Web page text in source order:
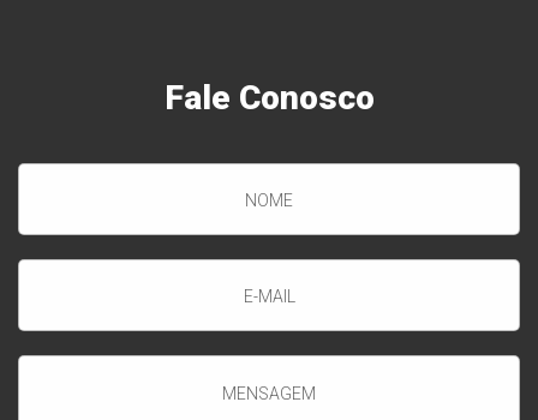
Fale Conosco